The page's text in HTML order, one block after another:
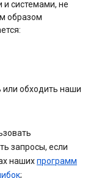
и системами, не
образом
или обходить наши
запросы, если
нашихпрограмм
;